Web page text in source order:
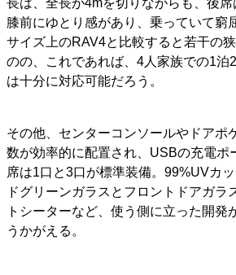
長は、全長が4mを切りながらも、後
膝前にゆとり感があり、乗っていて窮
サイズ上のRAV4と比較すると若干の
のの、これであれば、4人家族での1泊
は十分に対応可能だろう。
その他、センターコンソールやドアポ
数が効率的に配置され、USBの充電ポ
席は1口と3口が標準装備。99%UVカ
ドグリーンガラスとフロントドアガラ
トシーターなど、使う側に立った開発
うかがえる。